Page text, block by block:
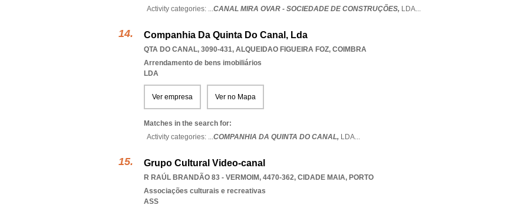
Activity categories: ...CANAL MIRA OVAR - SOCIEDADE DE CONSTRUÇÕES, LDA...
Companhia Da Quinta Do Canal, Lda
QTA DO CANAL, 3090-431, ALQUEIDAO FIGUEIRA FOZ, COIMBRA
Arrendamento de bens imobiliários
LDA
Ver empresa Ver no Mapa
Matches in the search for:
Activity categories: ...COMPANHIA DA QUINTA DO CANAL, LDA...
Grupo Cultural Video-canal
R RAÚL BRANDÃO 83 - VERMOIM, 4470-362, CIDADE MAIA, PORTO
Associações culturais e recreativas
ASS